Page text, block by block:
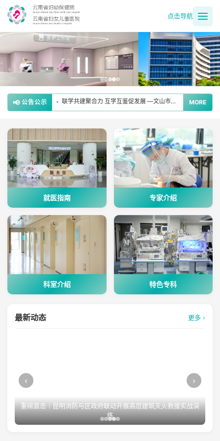
点击导航
📢 公告公示
精进急救诊疗 筑牢母婴防线 ——文山市妇幼保健院开展产后出血救治指南专项培训
以学促精强技能 规范诊疗提质效 ——文山市妇幼保健院开展口腔正畸专题培训
• 联学共建聚合力 互学互鉴促发展 —文山市妇幼保健院党总支开展公立医院联系民营医院“两新”组织联学活动
• 筑牢安全防线 护航佳节平安
•
MORE
就医指南 专家介绍
科室介绍 特色专科
最新动态 更多 ›
‹
重磅直击｜昆明消防与区政府联动开展高层建筑灭火救援实战演
练
›